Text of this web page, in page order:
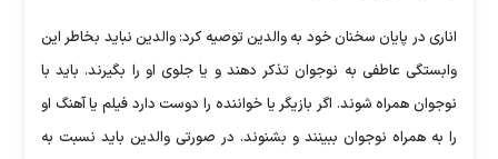
اناری در پایان سخنان خود به والدین توصیه کرد: والدین نباید بخاطر این
وابستگی عاطفی به نوجوان تذکر دهند و یا جلوی او را بگیرند. باید با
نوجوان همراه شوند. اگر بازیگر یا خواننده را دوست دارد فیلم یا آهنگ او
را به همراه نوجوان ببینند و بشنوند. در صورتی والدین باید نسبت به